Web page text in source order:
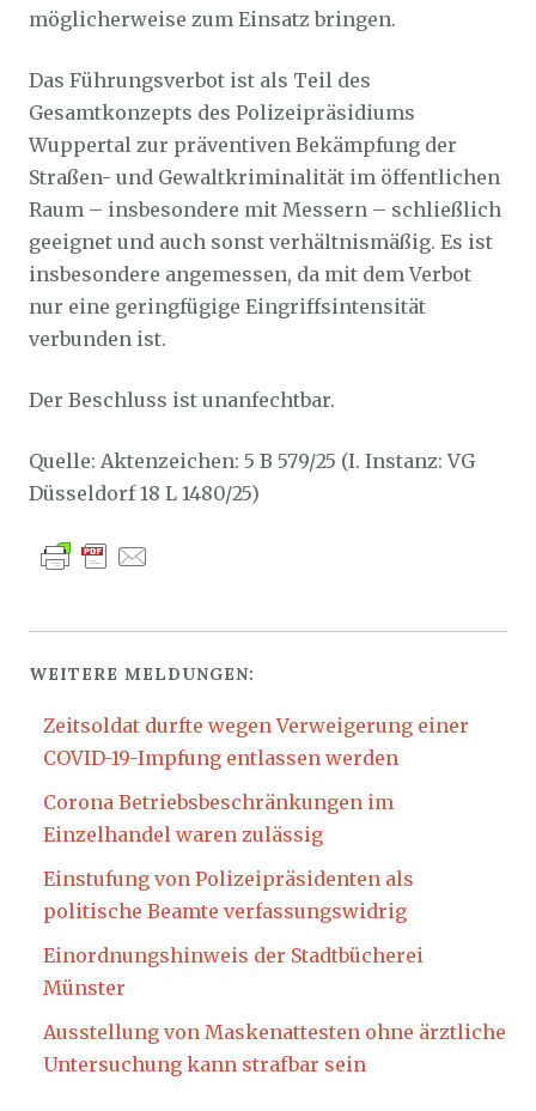
möglicherweise zum Einsatz bringen.
Das Führungsverbot ist als Teil des
Gesamtkonzepts des Polizeipräsidiums
Wuppertal zur präventiven Bekämpfung der
Straßen- und Gewaltkriminalität im öffentlichen
Raum – insbesondere mit Messern – schließlich
geeignet und auch sonst verhältnismäßig. Es ist
insbesondere angemessen, da mit dem Verbot
nur eine geringfügige Eingriffsintensität
verbunden ist.
Der Beschluss ist unanfechtbar.
Quelle: Aktenzeichen: 5 B 579/25 (I. Instanz: VG
Düsseldorf 18 L 1480/25)
WEITERE MELDUNGEN:
Zeitsoldat durfte wegen Verweigerung einer
COVID-19-Impfung entlassen werden
Corona Betriebsbeschränkungen im
Einzelhandel waren zulässig
Einstufung von Polizeipräsidenten als
politische Beamte verfassungswidrig
Einordnungshinweis der Stadtbücherei
Münster
Ausstellung von Maskenattesten ohne ärztliche
Untersuchung kann strafbar sein